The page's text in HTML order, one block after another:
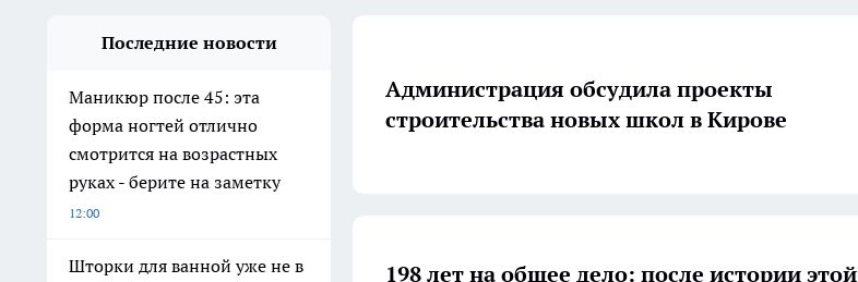
Последние новости
Маникюр после 45: эта
форма ногтей отлично
смотрится на возрастных
руках - берите на заметку
12:00
Шторки для ванной уже не в
Администрация обсудила проекты
строительства новых школ в Кирове
198 лет на общее дело: после истории этой